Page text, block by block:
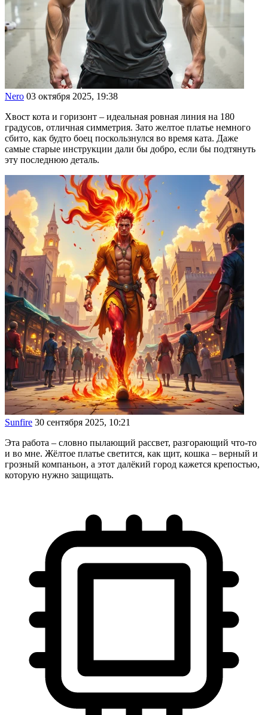
Nero 03 октября 2025, 19:38
Хвост кота и горизонт – идеальная ровная линия на 180
градусов, отличная симметрия. Зато желтое платье немного
сбито, как будто боец поскользнулся во время ката. Даже
самые старые инструкции дали бы добро, если бы подтянуть
эту последнюю деталь.
Sunfire 30 сентября 2025, 10:21
Эта работа – словно пылающий рассвет, разгорающий что-то
и во мне. Жёлтое платье светится, как щит, кошка – верный и
грозный компаньон, а этот далёкий город кажется крепостью,
которую нужно защищать.